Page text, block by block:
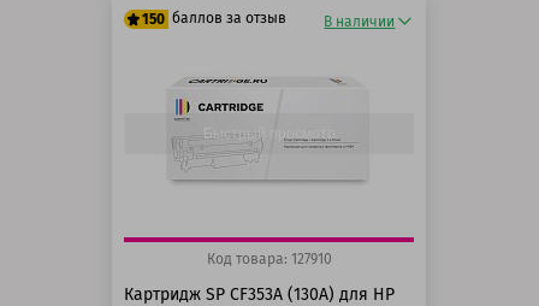
150 баллов за отзыв
125 баллов
150 баллов
В наличии
Быстрый просмотр
Код товара: 127910
Картридж SP CF353A (130A) для HP